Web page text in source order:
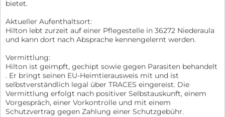
bietet.
Aktueller Aufenthaltsort:
Hilton lebt zurzeit auf einer Pflegestelle in 36272 Niederaula
und kann dort nach Absprache kennengelernt werden.
Vermittlung:
Hilton ist geimpft, gechipt sowie gegen Parasiten behandelt
. Er bringt seinen EU-Heimtierausweis mit und ist
selbstverständlich legal über TRACES eingereist. Die
Vermittlung erfolgt nach positiver Selbstauskunft, einem
Vorgespräch, einer Vorkontrolle und mit einem
Schutzvertrag gegen Zahlung einer Schutzgebühr.